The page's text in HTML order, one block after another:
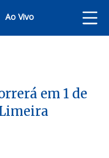
Ao Vivo
em 1 de